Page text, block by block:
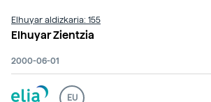
Elhuyar aldizkaria: 155
Elhuyar Zientzia
2000-06-01
EU